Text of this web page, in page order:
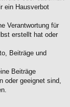
ein Hausverbot
Verantwortung für
erstellt hat oder
Beiträge und
Beiträge
oder geeignet sind,